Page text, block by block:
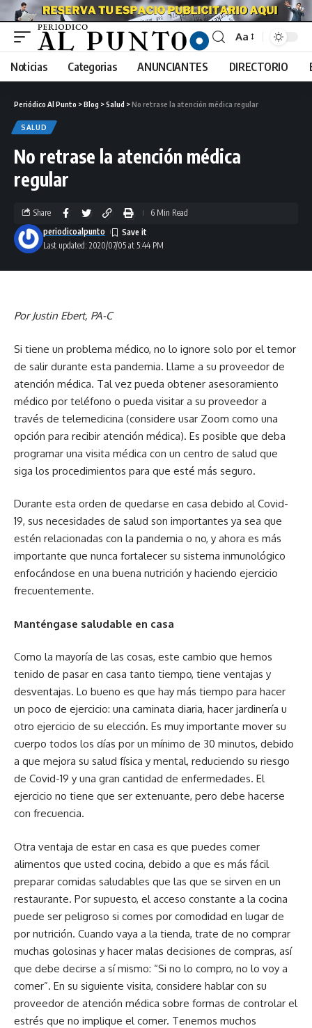
Aa
Noticias Categorias ANUNCIANTES DIRECTORIO
Periódico Al Punto >Blog >Salud >No retrase la atención médica regular
SALUD
No retrase la atención médica
regular
Last updated: 2020/07/05 at 5:44 PM
periodicoalpunto
Share 6 Min Read
Por Justin Ebert, PA-C
Si tiene un problema médico, no lo ignore solo por el temor
de salir durante esta pandemia. Llame a su proveedor de
atención médica. Tal vez pueda obtener asesoramiento
médico por teléfono o pueda visitar a su proveedor a
través de telemedicina (considere usar Zoom como una
opción para recibir atención médica). Es posible que deba
programar una visita médica con un centro de salud que
siga los procedimientos para que esté más seguro.
Durante esta orden de quedarse en casa debido al Covid-
19, sus necesidades de salud son importantes ya sea que
estén relacionadas con la pandemia o no, y ahora es más
importante que nunca fortalecer su sistema inmunológico
enfocándose en una buena nutrición y haciendo ejercicio
frecuentemente.
Manténgase saludable en casa
Como la mayoría de las cosas, este cambio que hemos
tenido de pasar en casa tanto tiempo, tiene ventajas y
desventajas. Lo bueno es que hay más tiempo para hacer
un poco de ejercicio: una caminata diaria, hacer jardinería u
otro ejercicio de su elección. Es muy importante mover su
cuerpo todos los días por un mínimo de 30 minutos, debido
a que mejora su salud física y mental, reduciendo su riesgo
de Covid-19 y una gran cantidad de enfermedades. El
ejercicio no tiene que ser extenuante, pero debe hacerse
con frecuencia.
Otra ventaja de estar en casa es que puedes comer
alimentos que usted cocina, debido a que es más fácil
preparar comidas saludables que las que se sirven en un
restaurante. Por supuesto, el acceso constante a la cocina
puede ser peligroso si comes por comodidad en lugar de
por nutrición. Cuando vaya a la tienda, trate de no comprar
muchas golosinas y hacer malas decisiones de compras, así
que debe decirse a sí mismo: “Si no lo compro, no lo voy a
comer”. En su siguiente visita, considere hablar con su
proveedor de atención médica sobre formas de controlar el
estrés que no implique el comer. Tenemos muchos